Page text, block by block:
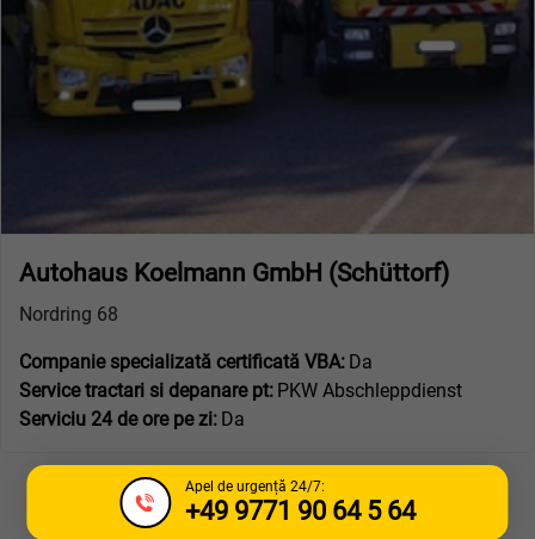
Autohaus Koelmann GmbH (Schüttorf)
Nordring 68
Companie specializată certificată VBA: Da
Service tractari si depanare pt: PKW Abschleppdienst
Serviciu 24 de ore pe zi: Da
Apel de urgență 24/7:
+49 9771 90 64 5 64